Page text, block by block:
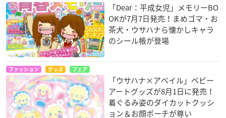
「Dear：平成女児」メモリーBO
OKが7月7日発売！まめゴマ・お
茶犬・ウサハナら懐かしキャラ
のシール帳が登場
ファッション グッズ フェア
「ウサハナ×アベイル」ベビー
アートグッズが8月1日に発売！
着ぐるみ姿のダイカットクッシ
ョン＆お顔ポーチが尊い